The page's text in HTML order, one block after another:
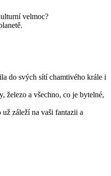
velmoc?
do svých sítí chamtivého krále i
železo a všechno, co je bytelné,
záleží na vaši fantazii a